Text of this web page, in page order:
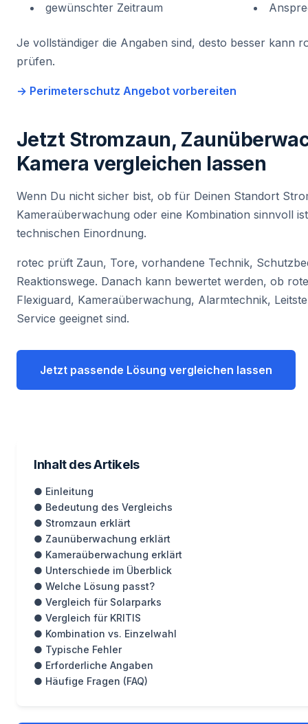
gewünschter Zeitraum
Je vollständiger die Angaben sind, desto besser kann
prüfen.
→ Perimeterschutz Angebot vorbereiten
Jetzt Stromzaun,
Kamera vergleichen lassen
Wenn Du nicht sicher bist, ob für Deinen Standort
Kameraüberwachung oder eine Kombination sinnvoll
technischen Einordnung.
rotec prüft Zaun, Tore, vorhandene Technik,
Reaktionswege. Danach kann bewertet werden, ob
Flexiguard, Kameraüberwachung, Alarmtechnik,
Service geeignet sind.
Jetzt passende Lösung vergleichen lassen
Inhalt des Artikels
● Einleitung
● Bedeutung des Vergleichs
● Stromzaun erklärt
● Zaunüberwachung erklärt
● Kameraüberwachung erklärt
● Unterschiede im Überblick
● Welche Lösung passt?
● Vergleich für Solarparks
● Vergleich für KRITIS
● Kombination vs. Einzelwahl
● Typische Fehler
● Erforderliche Angaben
● Häufige Fragen (FAQ)